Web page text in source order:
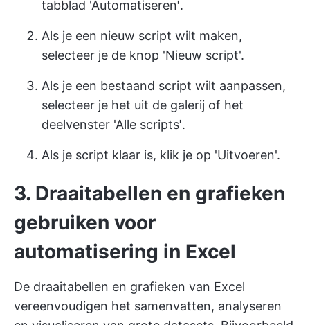
tabblad 'Automatiseren'.
Als je een nieuw script wilt maken,
selecteer je de knop 'Nieuw script'.
Als je een bestaand script wilt aanpassen,
selecteer je het uit de galerij of het
deelvenster 'Alle scripts'.
Als je script klaar is, klik je op 'Uitvoeren'.
3. Draaitabellen en grafieken
gebruiken voor
automatisering in Excel
De draaitabellen en grafieken van Excel
vereenvoudigen het samenvatten, analyseren